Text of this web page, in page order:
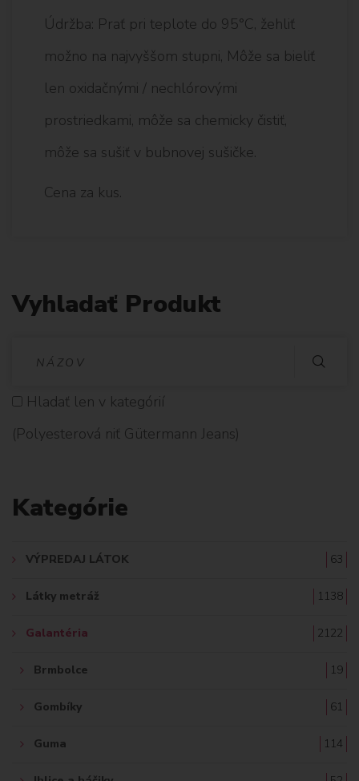
Údržba: Prať pri teplote do 95°C, žehliť
možno na najvyššom stupni, Môže sa bieliť
len oxidačnými / nechlórovými
prostriedkami, môže sa chemicky čistiť,
môže sa sušiť v bubnovej sušičke.
Cena za kus.
Vyhladať Produkt
D
Hladať len v kategórií
(Polyesterová niť Gütermann Jeans)
Kategórie
VÝPREDAJ LÁTOK 63
Látky metráž 1138
Galantéria 2122
Brmbolce 19
Gombíky 61
Guma 114